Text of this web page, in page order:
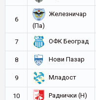
6
Железничар
(Па)
7 ОФК Београд
8 Нови Пазар
9 Младост
10 Раднички (Н)